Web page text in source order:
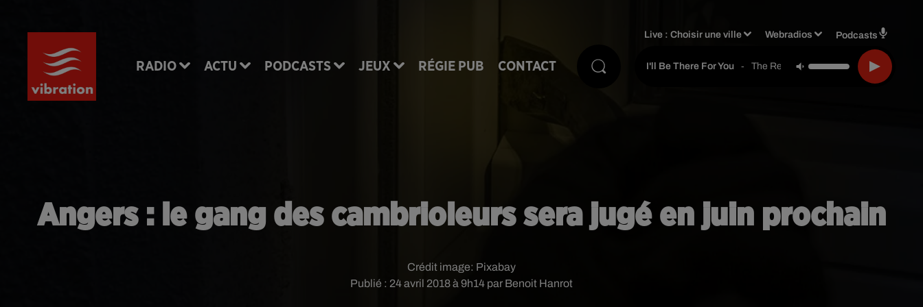
RADIO ACTU PODCASTS JEUX RÉGIE PUB CONTACT
Live :Choisir une ville Webradios Podcasts
I'll Be There For You - The Rembrandts
Angers : le gang des cambrioleurs sera jugé en juin prochain
Publié : 24 avril 2018 à 9h14 par Benoit Hanrot
Crédit image: Pixabay